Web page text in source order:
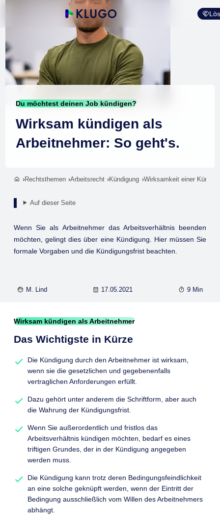
Du möchtest deinen Job kündigen?
Wirksam kündigen als
Arbeitnehmer: So geht's.
Rechtsthemen Arbeitsrecht Kündigung Wirksamkeit einer
Auf dieser Seite
Wenn Sie als Arbeitnehmer das Arbeitsverhältnis beenden
möchten, gelingt dies über eine Kündigung. Hier müssen Sie
formale Vorgaben und die Kündigungsfrist beachten.
M. Lind 17.05.2021 9 Min
Wirksam kündigen als Arbeitnehmer
Das Wichtigste in Kürze
Die Kündigung durch den Arbeitnehmer ist wirksam,
wenn sie die gesetzlichen und gegebenenfalls
vertraglichen Anforderungen erfüllt.
Dazu gehört unter anderem die Schriftform, aber auch
die Wahrung der Kündigungsfrist.
Wenn Sie außerordentlich und fristlos das
Arbeitsverhältnis kündigen möchten, bedarf es eines
triftigen Grundes, der in der Kündigung angegeben
werden muss.
Die Kündigung kann trotz deren Bedingungsfeindlichkeit
an eine solche geknüpft werden, wenn der Eintritt der
Bedingung ausschließlich vom Willen des Arbeitnehmers
abhängt.